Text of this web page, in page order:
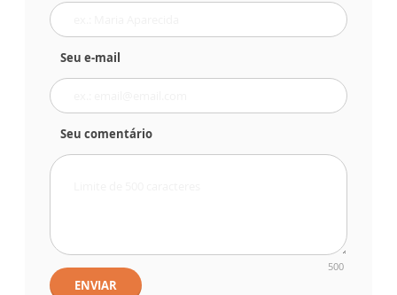
Seu e-mail
Seu comentário
500
ENVIAR